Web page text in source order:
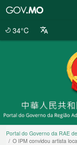
34°C
Portal do Governo da RAE
O IPM convidou artista